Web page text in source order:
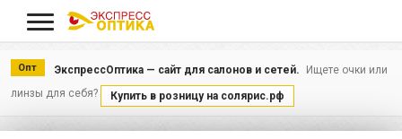
Опт ЭкспрессОптика — сайт для салонов и сетей.
Ищете очки или
линзы для себя?
Купить в розницу на солярис.рф